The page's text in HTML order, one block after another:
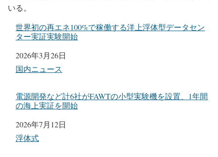
いる。
世界初の再エネ100%で稼働する洋上浮体型データセン
ター実証実験開始
日付
2026年3月26日
関連理由
国内ニュース
電源開発など計6社がFAWTの小型実験機を設置、1年間
の海上実証を開始
日付
2026年7月12日
関連理由
浮体式